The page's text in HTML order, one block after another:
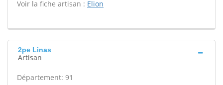
Voir la fiche artisan : Elion
2pe Linas
Artisan
Département: 91